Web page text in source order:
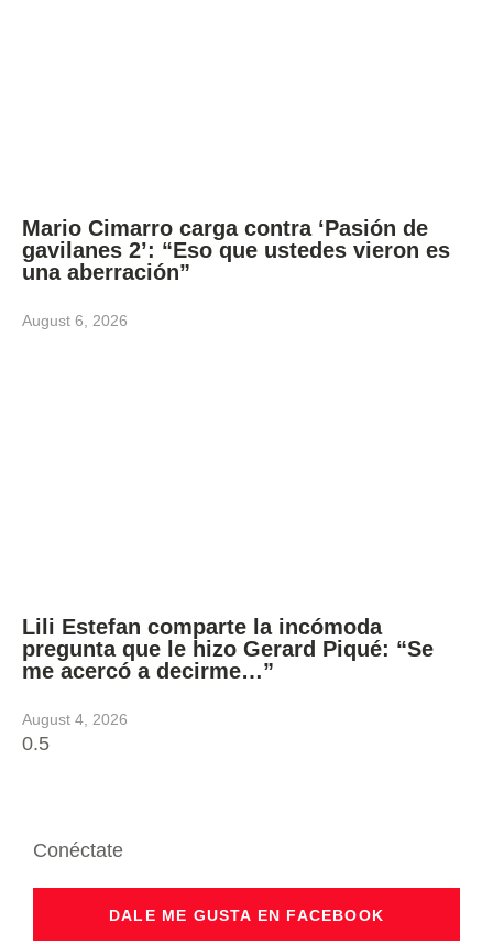
Mario Cimarro carga contra ‘Pasión de
gavilanes 2’: “Eso que ustedes vieron es
una aberración”
August 6, 2026
Lili Estefan comparte la incómoda
pregunta que le hizo Gerard Piqué: “Se
me acercó a decirme…”
August 4, 2026
Conéctate
DALE ME GUSTA EN FACEBOOK